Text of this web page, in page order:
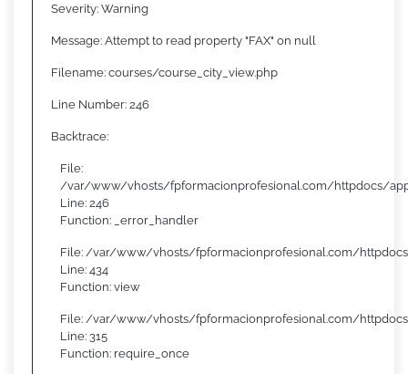
Severity: Warning
Message: Attempt to read property "FAX" on null
Filename: courses/course_city_view.php
Line Number: 246
Backtrace:
File:
/var/www/vhosts/fpformacionprofesional.com/httpdocs/
Line: 246
Function: _error_handler
File: /var/www/vhosts/fpformacionprofesional.com/
Line: 434
Function: view
File: /var/www/vhosts/fpformacionprofesional.com/
Line: 315
Function: require_once